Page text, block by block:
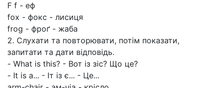
F f - еф
fox - фокс - лисиця
frog - фроґ - жаба
2. Слухати та повторювати, потім показати,
запитати та дати відповідь.
- What is this? - Вот із зіс? Що це?
- It is а... - Іт із є... - Це...